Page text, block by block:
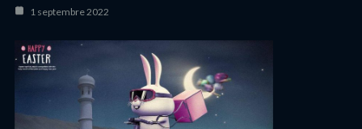
1 septembre 2022